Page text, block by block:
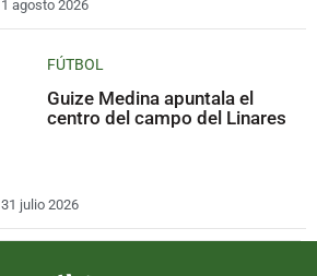
1 agosto 2026
FÚTBOL
Guize Medina apuntala el
centro del campo del Linares
31 julio 2026